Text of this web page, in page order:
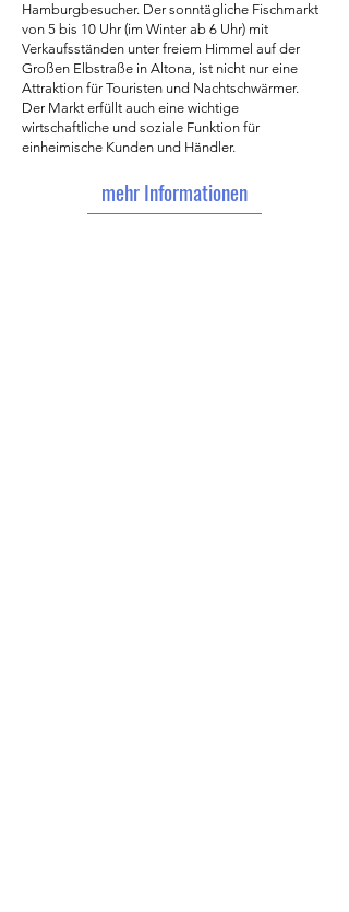
Hamburgbesucher. Der sonntägliche Fischmarkt
von 5 bis 10 Uhr (im Winter ab 6 Uhr) mit
Verkaufsständen unter freiem Himmel auf der
Großen Elbstraße in Altona, ist nicht nur eine
Attraktion für Touristen und Nachtschwärmer.
Der Markt erfüllt auch eine wichtige
wirtschaftliche und soziale Funktion für
einheimische Kunden und Händler.
mehr Informationen